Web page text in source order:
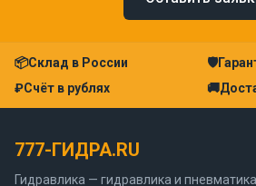
📦Склад в России 🛡
₽Счёт в рублях 🚚
777-ГИДРА.RU
Гидравлика — гидравлика и